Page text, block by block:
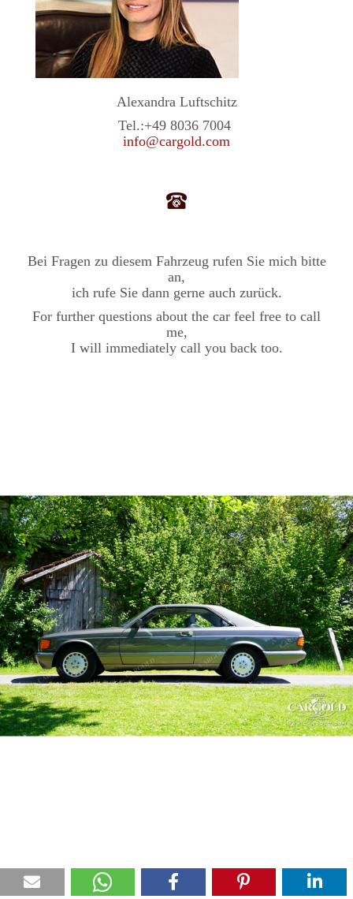
Alexandra Luftschitz
Tel.:+49 8036 7004
info@cargold.com
Bei Fragen zu diesem Fahrzeug rufen Sie mich bitte
an,
ich rufe Sie dann gerne auch zurück.
For further questions about the car feel free to call
me,
I will immediately call you back too.